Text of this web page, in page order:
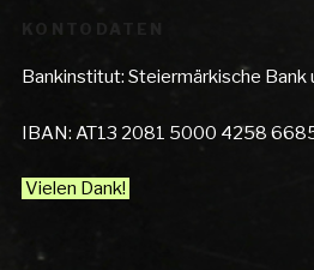
KONTODATEN
Bankinstitut: Steiermärkische Bank
IBAN: AT13 2081 5000 4258
Vielen Dank!